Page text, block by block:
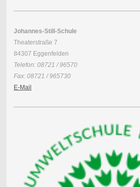
Johannes-Still-Schule
Theaterstraße 7
84307 Eggenfelden
Telefon: 08721 / 96570
Fax: 08721 / 965730
E-Mail